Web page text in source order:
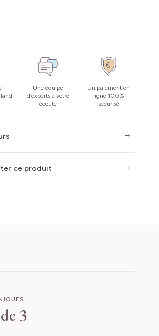
Une équipe
d’experts à votre
écoute
Un paiement en
ligne 100%
sécurisé
ce produit
3